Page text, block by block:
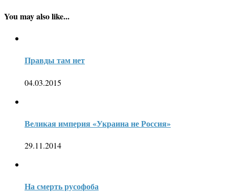
You may also like...
Правды там нет
04.03.2015
Великая империя «Украина не Россия»
29.11.2014
На смерть русофоба